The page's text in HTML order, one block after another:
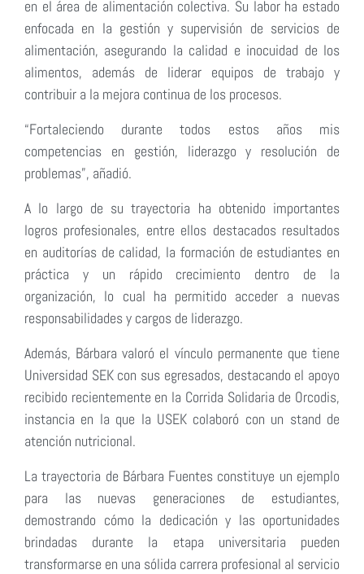
en el área de alimentación colectiva. Su labor ha estado
enfocada en la gestión y supervisión de servicios de
alimentación, asegurando la calidad e inocuidad de los
alimentos, además de liderar equipos de trabajo y
contribuir a la mejora continua de los procesos.
“Fortaleciendo durante todos estos años mis
competencias en gestión, liderazgo y resolución de
problemas”, añadió.
A lo largo de su trayectoria ha obtenido importantes
logros profesionales, entre ellos destacados resultados
en auditorías de calidad, la formación de estudiantes en
práctica y un rápido crecimiento dentro de la
organización, lo cual ha permitido acceder a nuevas
responsabilidades y cargos de liderazgo.
Además, Bárbara valoró el vínculo permanente que tiene
Universidad SEK con sus egresados, destacando el apoyo
recibido recientemente en la Corrida Solidaria de Orcodis,
instancia en la que la USEK colaboró con un stand de
atención nutricional.
La trayectoria de Bárbara Fuentes constituye un ejemplo
para las nuevas generaciones de estudiantes,
demostrando cómo la dedicación y las oportunidades
brindadas durante la etapa universitaria pueden
transformarse en una sólida carrera profesional al servicio